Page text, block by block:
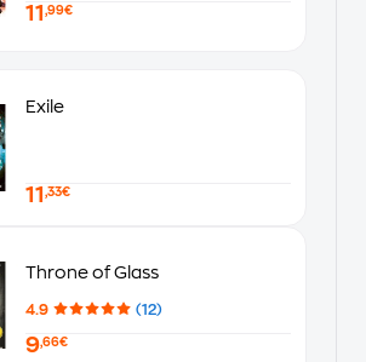
11 ,99€
Exile
11 ,33€
Throne of Glass
4.9 (12)
9,66€